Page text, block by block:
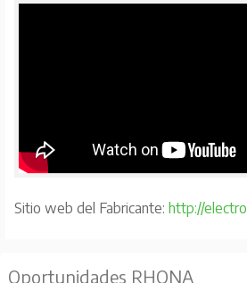
Sitio web del Fabricante: http://
Oportunidades RHONA